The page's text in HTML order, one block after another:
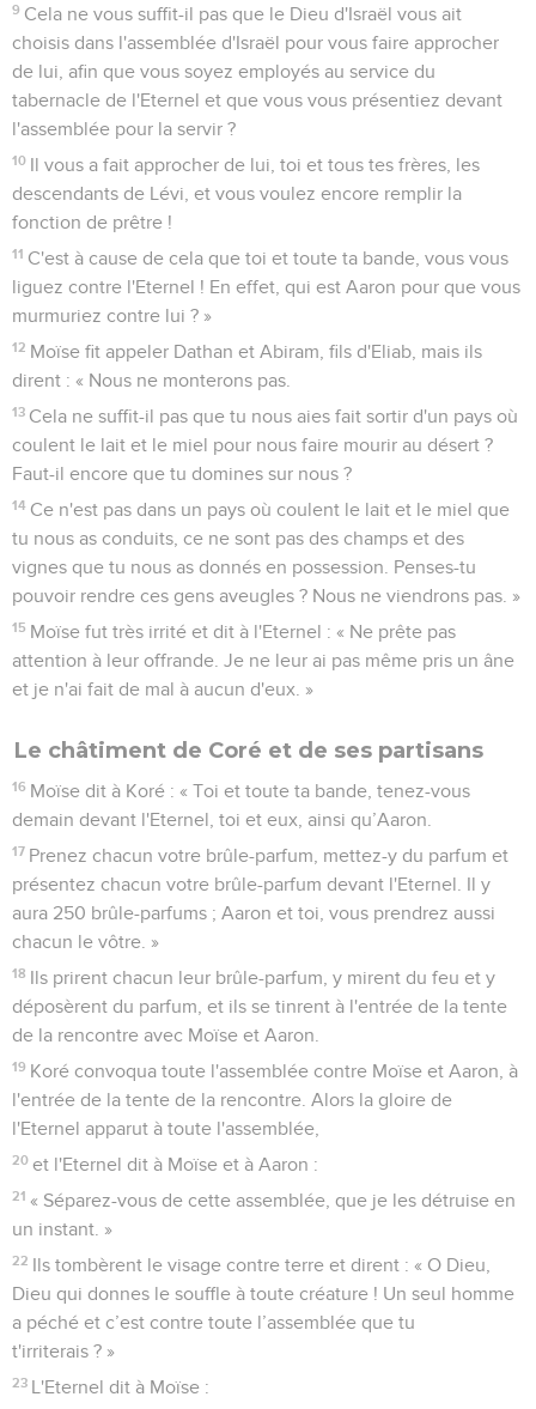
9 Cela ne vous suffit-il pas que le Dieu d'Israël vous ait
choisis dans l'assemblée d'Israël pour vous faire approcher
de lui, afin que vous soyez employés au service du
tabernacle de l'Eternel et que vous vous présentiez devant
l'assemblée pour la servir ?
10 Il vous a fait approcher de lui, toi et tous tes frères, les
descendants de Lévi, et vous voulez encore remplir la
fonction de prêtre !
11 C'est à cause de cela que toi et toute ta bande, vous vous
liguez contre l'Eternel ! En effet, qui est Aaron pour que vous
murmuriez contre lui ? »
12 Moïse fit appeler Dathan et Abiram, fils d'Eliab, mais ils
dirent : « Nous ne monterons pas.
13 Cela ne suffit-il pas que tu nous aies fait sortir d'un pays où
coulent le lait et le miel pour nous faire mourir au désert ?
Faut-il encore que tu domines sur nous ?
14 Ce n'est pas dans un pays où coulent le lait et le miel que
tu nous as conduits, ce ne sont pas des champs et des
vignes que tu nous as donnés en possession. Penses-tu
pouvoir rendre ces gens aveugles ? Nous ne viendrons pas. »
15 Moïse fut très irrité et dit à l'Eternel : « Ne prête pas
attention à leur offrande. Je ne leur ai pas même pris un âne
et je n'ai fait de mal à aucun d'eux. »
Le châtiment de Coré et de ses partisans
16 Moïse dit à Koré : « Toi et toute ta bande, tenez-vous
demain devant l'Eternel, toi et eux, ainsi qu’Aaron.
17 Prenez chacun votre brûle-parfum, mettez-y du parfum et
présentez chacun votre brûle-parfum devant l'Eternel. Il y
aura 250 brûle-parfums ; Aaron et toi, vous prendrez aussi
chacun le vôtre. »
18 Ils prirent chacun leur brûle-parfum, y mirent du feu et y
déposèrent du parfum, et ils se tinrent à l'entrée de la tente
de la rencontre avec Moïse et Aaron.
19 Koré convoqua toute l'assemblée contre Moïse et Aaron, à
l'entrée de la tente de la rencontre. Alors la gloire de
l'Eternel apparut à toute l'assemblée,
20 et l'Eternel dit à Moïse et à Aaron :
21 « Séparez-vous de cette assemblée, que je les détruise en
un instant. »
22 Ils tombèrent le visage contre terre et dirent : « O Dieu,
Dieu qui donnes le souffle à toute créature ! Un seul homme
a péché et c’est contre toute l’assemblée que tu
t'irriterais ? »
23 L'Eternel dit à Moïse :